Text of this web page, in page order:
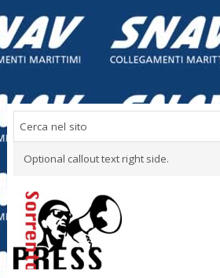
Optional callout text right side.